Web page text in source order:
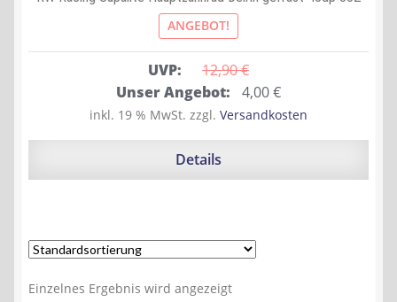
ANGEBOT!
UVP: 12,90 €
Ursprünglicher
Preis
war:
Unser Angebot: 4,00€Aktueller
Preis
ist:
inkl. 19 % MwSt. zzgl. Versandkosten
Details
Einzelnes Ergebnis wird angezeigt